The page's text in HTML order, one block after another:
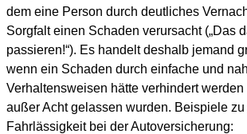
dem eine Person durch deutliches
Sorgfalt einen Schaden verursacht („Das
passieren!“). Es handelt deshalb jemand
wenn ein Schaden durch einfache und
Verhaltensweisen hätte verhindert
außer Acht gelassen wurden. Beispiele zu
Fahrlässigkeit bei der Autoversicherung: